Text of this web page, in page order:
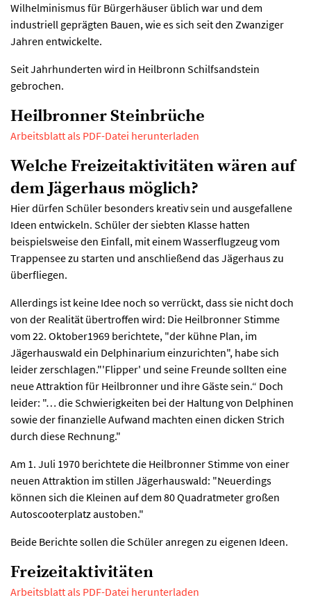
Wilhelminismus für Bürgerhäuser üblich war und dem
industriell geprägten Bauen, wie es sich seit den Zwanziger
Jahren entwickelte.
Seit Jahrhunderten wird in Heilbronn Schilfsandstein
gebrochen.
Heilbronner Steinbrüche
Arbeitsblatt als PDF-Datei herunterladen
Welche Freizeitaktivitäten wären auf
dem Jägerhaus möglich?
Hier dürfen Schüler besonders kreativ sein und ausgefallene
Ideen entwickeln. Schüler der siebten Klasse hatten
beispielsweise den Einfall, mit einem Wasserflugzeug vom
Trappensee zu starten und anschließend das Jägerhaus zu
überfliegen.
Allerdings ist keine Idee noch so verrückt, dass sie nicht doch
von der Realität übertroffen wird: Die Heilbronner Stimme
vom 22. Oktober1969 berichtete, "der kühne Plan, im
Jägerhauswald ein Delphinarium einzurichten", habe sich
leider zerschlagen."'Flipper' und seine Freunde sollten eine
neue Attraktion für Heilbronner und ihre Gäste sein.“ Doch
leider: "… die Schwierigkeiten bei der Haltung von Delphinen
sowie der finanzielle Aufwand machten einen dicken Strich
durch diese Rechnung."
Am 1. Juli 1970 berichtete die Heilbronner Stimme von einer
neuen Attraktion im stillen Jägerhauswald: "Neuerdings
können sich die Kleinen auf dem 80 Quadratmeter großen
Autoscooterplatz austoben."
Beide Berichte sollen die Schüler anregen zu eigenen Ideen.
Freizeitaktivitäten
Arbeitsblatt als PDF-Datei herunterladen